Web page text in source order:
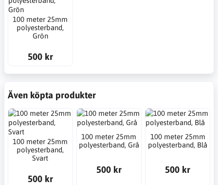
100 meter 25mm
polyesterband,
Grön
500 kr
Även köpta produkter
100 meter 25mm
polyesterband,
Svart
500 kr
100 meter 25mm
polyesterband, Grå
500 kr
100 meter 25mm
polyesterband, Blå
500 kr